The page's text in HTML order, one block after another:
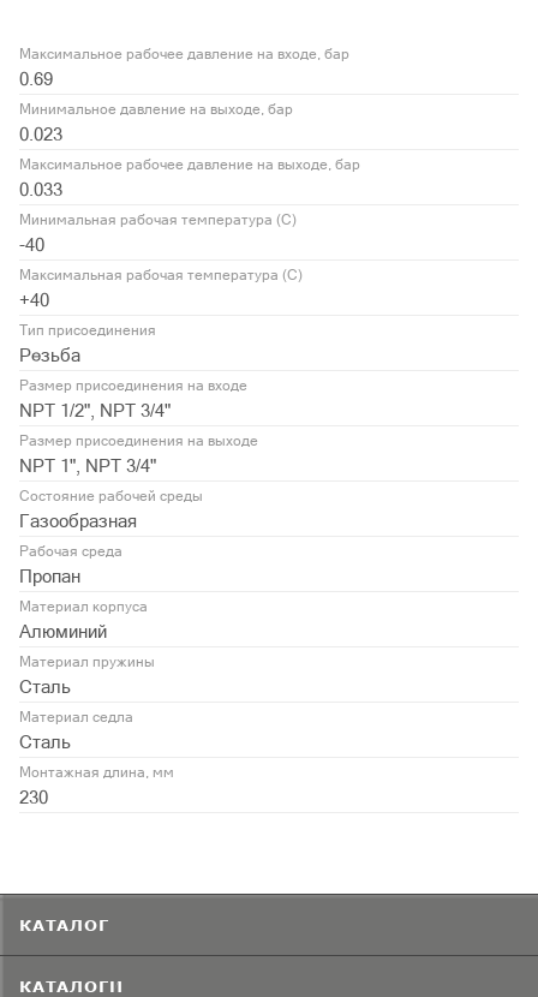
Максимальное рабочее давление на входе, бар
0.69
Минимальное давление на выходе, бар
0.023
Максимальное рабочее давление на выходе, бар
0.033
Минимальная рабочая температура (С)
-40
Максимальная рабочая температура (С)
+40
Тип присоединения
Резьба
Размер присоединения на входе
NPT 1/2", NPT 3/4"
Размер присоединения на выходе
NPT 1", NPT 3/4"
Состояние рабочей среды
Газообразная
Рабочая среда
Пропан
Материал корпуса
Алюминий
Материал пружины
Сталь
Материал седла
Сталь
Монтажная длина, мм
230
КАТАЛОГ
КАТАЛОГИ